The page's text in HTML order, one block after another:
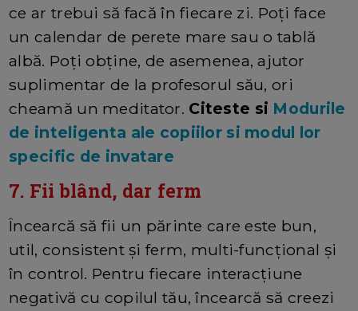
ce ar trebui să facă în fiecare zi. Poți face
un calendar de perete mare sau o tablă
albă. Poţi obține, de asemenea, ajutor
suplimentar de la profesorul său, ori
cheamă un meditator. Citeste si Modurile
de inteligenta ale copiilor si modul lor
specific de invatare
7. Fii blând, dar ferm
Încearcă să fii un părinte care este bun,
util, consistent și ferm, multi-funcțional și
în control. Pentru fiecare interacțiune
negativă cu copilul tău, încearcă să creezi